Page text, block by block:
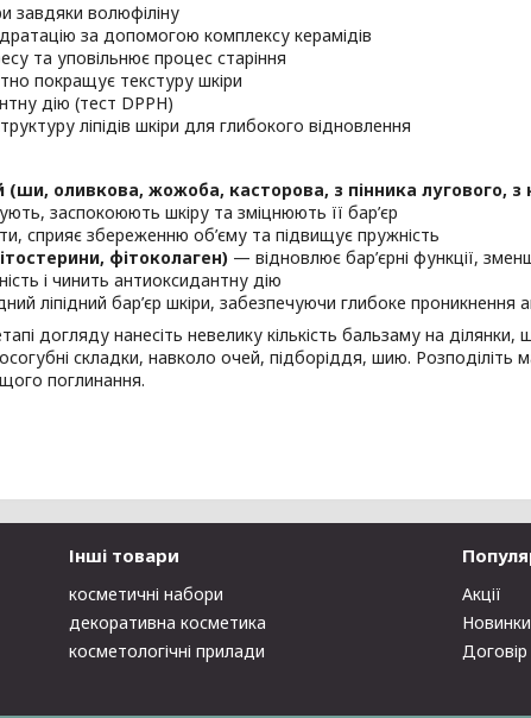
завдяки волюфіліну
за допомогою комплексу керамідів
та уповільнює процес старіння
покращує текстуру шкіри
дію (тест DPPH)
ліпідів шкіри для глибокого відновлення
(ши, оливкова, жожоба, касторова, з пінника лугового, з
заспокоюють шкіру та зміцнюють її бар’єр
сприяє збереженню об’єму та підвищує пружність
фітоколаген) — відновлює бар’єрні функції,
і чинить антиоксидантну дію
ліпідний бар’єр шкіри, забезпечуючи глибоке проникнення
догляду нанесіть невелику кількість бальзаму на ділянки,
складки, навколо очей, підборіддя, шию. Розподіліть
поглинання.
Інші товари
косметичні набори
декоративна косметика
косметологічні прилади
Акції
Новинки